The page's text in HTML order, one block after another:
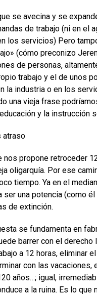
se avecina y se
de trabajo (ni en el
los servicios) Pero
(cómo preconizo
de personas,
trabajo y el de unos
la industria o en los
una vieja frase
y la instrucción
atraso
nos propone retroceder
oligarquía. Por ese
tiempo. Ya en el
ser una potencia (como
de extinción.
se fundamenta en
barrer con el derecho
a 12 horas, eliminar
con las vacaciones,
años…; igual,
a la ruina. Es lo que